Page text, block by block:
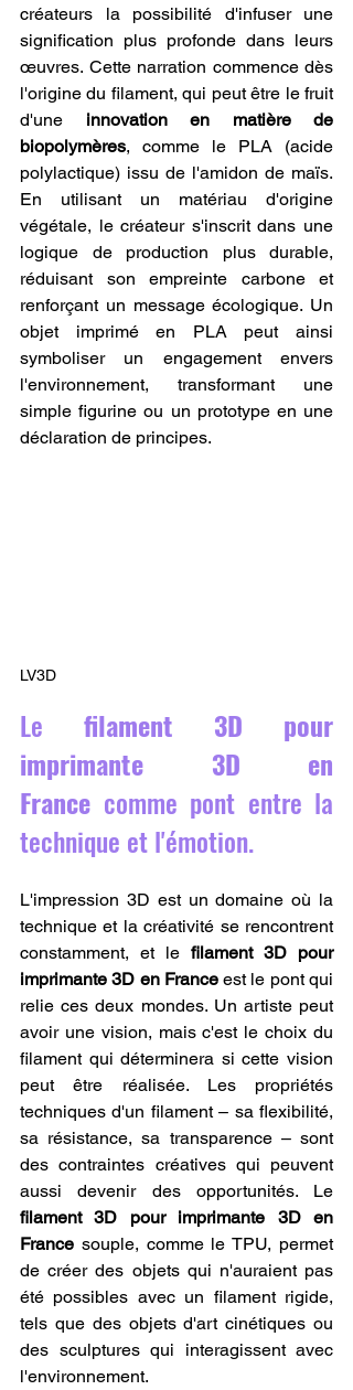
créateurs la possibilité d'infuser une
signification plus profonde dans leurs
œuvres. Cette narration commence dès
l'origine du filament, qui peut être le fruit
d'une innovation en matière de
biopolymères, comme le PLA (acide
polylactique) issu de l'amidon de maïs.
En utilisant un matériau d'origine
végétale, le créateur s'inscrit dans une
logique de production plus durable,
réduisant son empreinte carbone et
renforçant un message écologique. Un
objet imprimé en PLA peut ainsi
symboliser un engagement envers
l'environnement, transformant une
simple figurine ou un prototype en une
déclaration de principes.
LV3D
Le filament 3D pour
imprimante 3D en
France comme pont entre la
technique et l'émotion.
L'impression 3D est un domaine où la
technique et la créativité se rencontrent
constamment, et le filament 3D pour
imprimante 3D en France est le pont qui
relie ces deux mondes. Un artiste peut
avoir une vision, mais c'est le choix du
filament qui déterminera si cette vision
peut être réalisée. Les propriétés
techniques d'un filament – sa flexibilité,
sa résistance, sa transparence – sont
des contraintes créatives qui peuvent
filament 3D pour imprimante 3D en
France souple, comme le TPU, permet
de créer des objets qui n'auraient pas
été possibles avec un filament rigide,
tels que des objets d'art cinétiques ou
des sculptures qui interagissent avec
l'environnement.